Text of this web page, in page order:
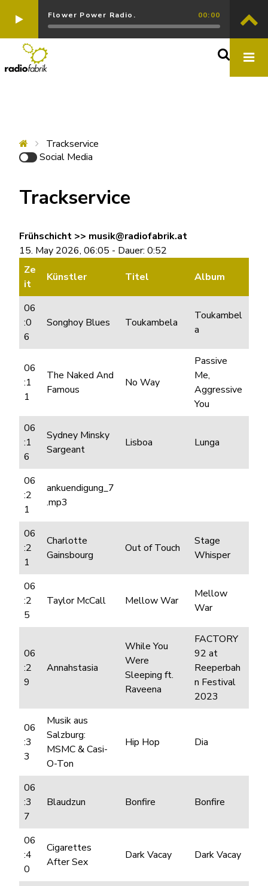
Flower Power Radio. 00:00
Trackservice
Social Media
Trackservice
Frühschicht >> musik@radiofabrik.at
15. May 2026, 06:05 - Dauer: 0:52
Ze
it
Künstler Titel Album
06
:0
6
Songhoy Blues Toukambela
Toukambel
a
06
:1
1
The Naked And
Famous
No Way
Passive
Me,
Aggressive
You
06
:1
6
Sydney Minsky
Sargeant
Lisboa Lunga
06
:2
1
ankuendigung_7
.mp3
06
:2
1
Charlotte
Gainsbourg
Out of Touch
Stage
Whisper
06
:2
5
Taylor McCall Mellow War
Mellow
War
06
:2
9
Annahstasia
While You
Were
Sleeping ft.
Raveena
FACTORY
92 at
Reeperbah
n Festival
2023
06
:3
3
Musik aus
Salzburg:
MSMC & Casi-
O-Ton
Hip Hop Dia
06
:3
7
Blaudzun Bonfire Bonfire
06
:4
0
Cigarettes
After Sex
Dark Vacay Dark Vacay